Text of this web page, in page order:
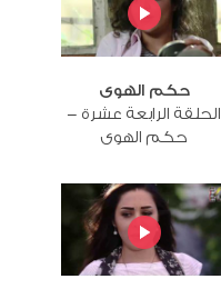
حكم الهوى
الحلقة الرابعة عشرة -
حكم الهوى